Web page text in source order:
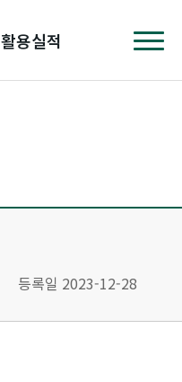
활용실적
등록일 2023-12-28